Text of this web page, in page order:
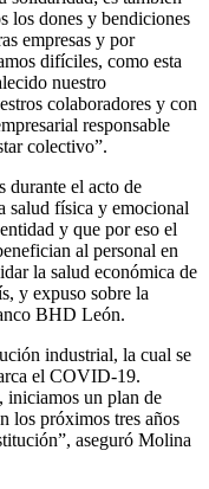
los dones y bendiciones
empresas y por
difíciles, como esta
nuestro
colaboradores y con
responsable
colectivo”.
durante el acto de
salud física y emocional
y que por eso el
al personal en
la salud económica de
y expuso sobre la
BHD León.
industrial, la cual se
el COVID-19.
iniciamos un plan de
los próximos tres años
aseguró Molina